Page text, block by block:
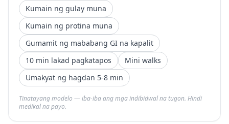
Kumain ng gulay muna
Kumain ng protina muna
Gumamit ng mababang GI na kapalit
10 min lakad pagkatapos
Mini walks
Umakyat ng hagdan 5-8 min
Tinatayang modelo — iba-iba ang mga indibidwal na tugon. Hindi
medikal na payo.